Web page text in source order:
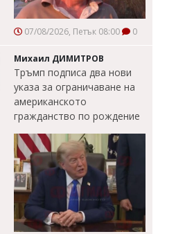
07/08/2026, Петък 08:00 0
Михаил ДИМИТРОВ
Тръмп подписа два нови
указа за ограничаване на
американското
гражданство по рождение